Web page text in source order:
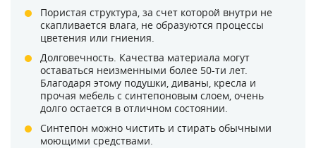
Пористая структура, за счет которой внутри не
скапливается влага, не образуются процессы
цветения или гниения.
Долговечность. Качества материала могут
оставаться неизменными более 50-ти лет.
Благодаря этому подушки, диваны, кресла и
прочая мебель с синтепоновым слоем, очень
долго остается в отличном состоянии.
Синтепон можно чистить и стирать обычными
моющими средствами.